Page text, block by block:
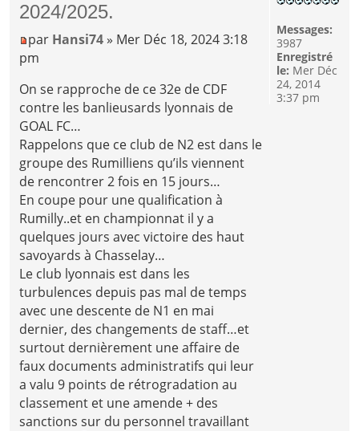
2024/2025.
par Hansi74 » Mer Déc 18, 2024 3:18
pm
On se rapproche de ce 32e de CDF
contre les banlieusards lyonnais de
GOAL FC…
Rappelons que ce club de N2 est dans le
groupe des Rumilliens qu’ils viennent
de rencontrer 2 fois en 15 jours…
En coupe pour une qualification à
Rumilly..et en championnat il y a
quelques jours avec victoire des haut
savoyards à Chasselay…
Le club lyonnais est dans les
turbulences depuis pas mal de temps
avec une descente de N1 en mai
dernier, des changements de staff…et
surtout dernièrement une affaire de
faux documents administratifs qui leur
a valu 9 points de rétrogradation au
classement et une amende + des
sanctions sur du personnel travaillant
Messages:
3987
Enregistré
le: Mer Déc
24, 2014
3:37 pm